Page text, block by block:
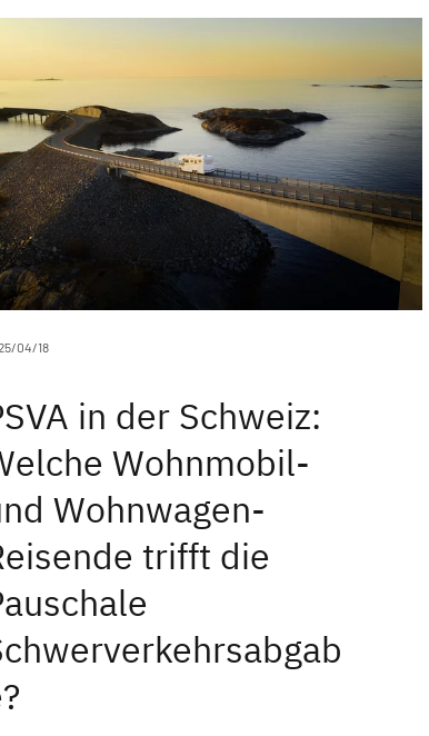
04/18
in der Schweiz:
Wohnmobil-
Wohnwagen-
trifft die